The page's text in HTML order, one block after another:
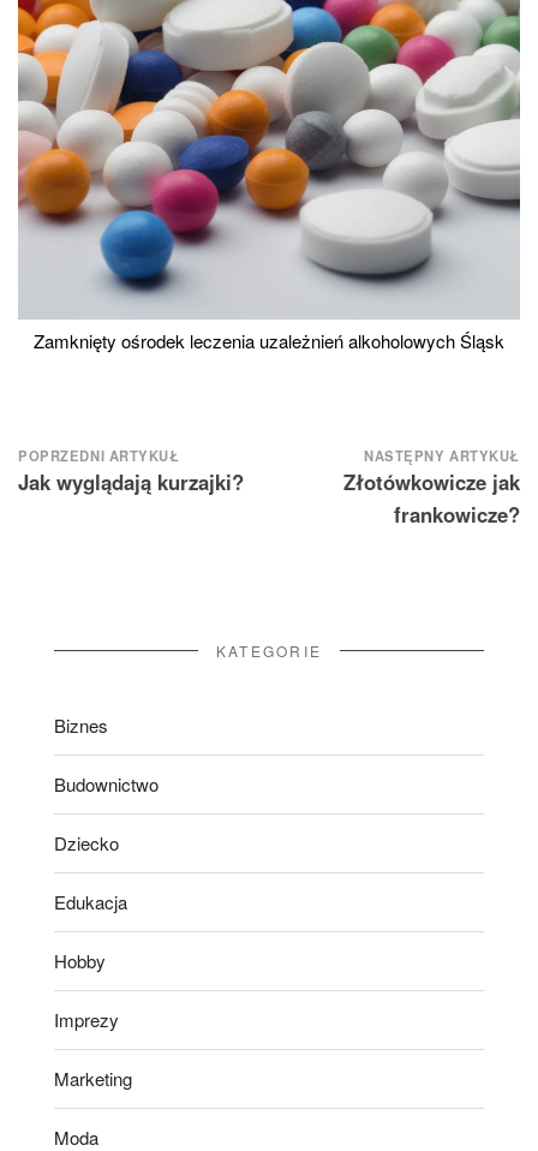
Zamknięty ośrodek leczenia uzależnień alkoholowych Śląsk
Nawigacja
wpisu
POPRZEDNI ARTYKUŁ
Jak wyglądają kurzajki?
NASTĘPNY ARTYKUŁ
Złotówkowicze jak
frankowicze?
KATEGORIE
Biznes
Budownictwo
Dziecko
Edukacja
Hobby
Imprezy
Marketing
Moda